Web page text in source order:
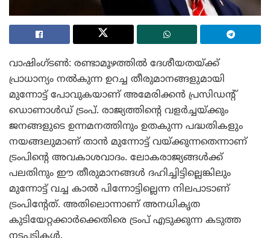
വാഷിംഗ്ടൺ: രണ്ടാമൂഴത്തിൽ ദേശീയതയ്ക്ക്
പ്രാധാന്യം നൽകുന്ന ഉറച്ച തീരുമാനങ്ങളുമായി
മുന്നോട്ട് പോവുകയാണ് അമേരിക്കൻ പ്രസിഡന്റ്
ഡൊണാൾഡ് ട്രംപ്. രാജ്യത്തിന്റെ വളർച്ചയ്ക്കും
ജനങ്ങളുടെ ഉന്നമനത്തിനും ഉതകുന്ന പദ്ധതികളും
നയങ്ങലുമാണ് താൻ മുന്നോട്ട് വയ്ക്കുന്നതെന്നാണ്
ട്രംപിന്റെ അവകാശവാദം. ലോകരാജ്യങ്ങൾക്ക്
പലതിനും ഈ തീരുമാനങ്ങൾ ദഹിച്ചിട്ടില്ലെങ്കിലും
മുന്നോട്ട് വച്ച കാൽ പിന്നോട്ടില്ലെന്ന നിലപാടാണ്
ട്രംപിന്റേത്. അതിലൊന്നാണ് അനധികൃത
കുടിയേറ്റക്കാർക്കെതിരെ ട്രംപ് എടുക്കുന്ന കടുത്ത